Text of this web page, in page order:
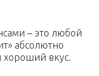
– это любой
абсолютно
хороший вкус.